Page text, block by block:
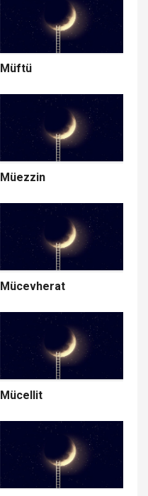
Müftü
Müezzin
Mücevherat
Mücellit